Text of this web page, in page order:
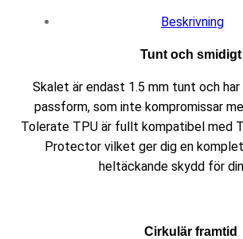
Beskrivning
Tunt och smidigt
Skalet är endast 1.5 mm tunt och har
passform, som inte kompromissar
Tolerate TPU är fullt kompatibel med
Protector vilket ger dig en
heltäckande skydd för
Cirkulär framtid